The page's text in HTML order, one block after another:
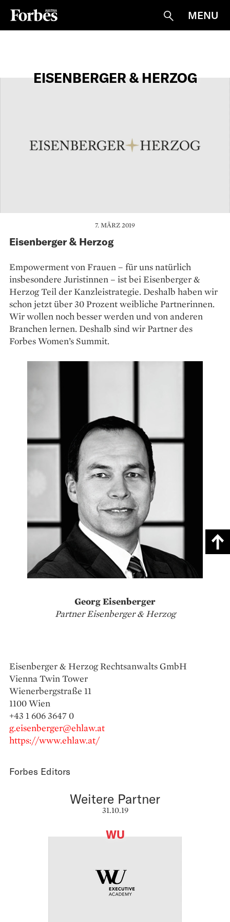
Suche
MENU
EISENBERGER & HERZOG
7. MÄRZ 2019
Eisenberger & Herzog
Empowerment von Frauen – für uns natürlich
insbesondere Juristinnen – ist bei Eisenberger &
Herzog Teil der Kanzleistrategie. Deshalb haben wir
schon jetzt über 30 Prozent weibliche Partnerinnen.
Wir wollen noch besser werden und von anderen
Branchen lernen. Deshalb sind wir Partner des
Forbes Women’s Summit.
Georg Eisenberger
Partner Eisenberger & Herzog
Eisenberger & Herzog Rechtsanwalts GmbH
Vienna Twin Tower
Wienerbergstraße 11
1100 Wien
+43 1 606 3647 0
g.eisenberger@ehlaw.at
https://www.ehlaw.at/
Forbes Editors
Weitere Partner
31.10.19
WU